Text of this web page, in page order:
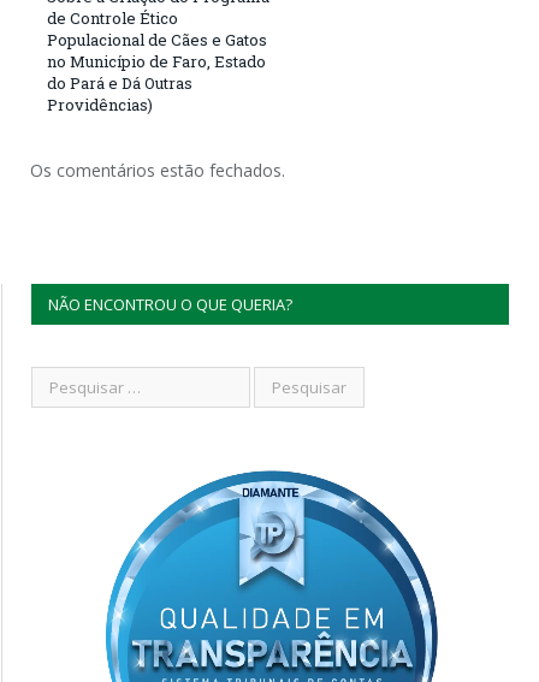
de Controle Ético
Populacional de Cães e Gatos
no Município de Faro, Estado
do Pará e Dá Outras
Providências)
Os comentários estão fechados.
NÃO ENCONTROU O QUE QUERIA?